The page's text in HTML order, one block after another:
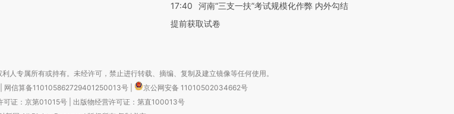
17:40
河南“三支一扶”考试规模化作弊 内外勾结
提前获取试卷
人专属所有或持有。未经许可，禁止进行转载、摘编、复制及建立镜像等任何使用。
网信算备110105862729401250013号
京公网安备 11010502034662号
可证：京第01015号| 出版物经营许可证：第直100013号